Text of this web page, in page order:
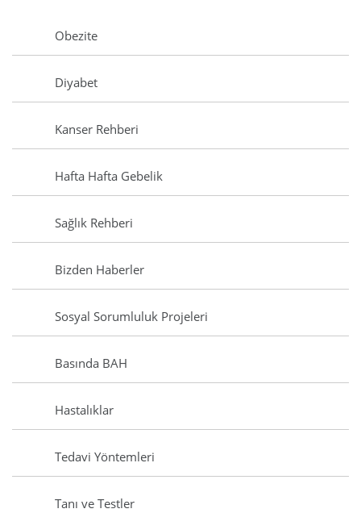
Obezite
Diyabet
Kanser Rehberi
Hafta Hafta Gebelik
Sağlık Rehberi
Bizden Haberler
Sosyal Sorumluluk Projeleri
Basında BAH
Hastalıklar
Tedavi Yöntemleri
Tanı ve Testler